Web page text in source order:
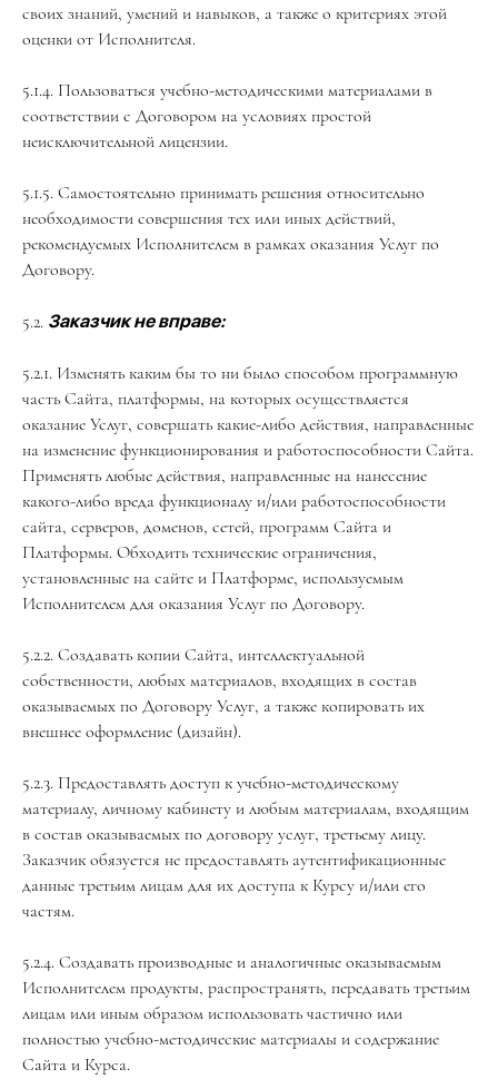
своих знаний, умений и навыков, а также о критериях этой
оценки от Исполнителя.
5.1.4. Пользоваться учебно-методическими материалами в
соответствии с Договором на условиях простой
неисключительной лицензии.
5.1.5. Самостоятельно принимать решения относительно
необходимости совершения тех или иных действий,
рекомендуемых Исполнителем в рамках оказания Услуг по
Договору.
5.2. Заказчик не вправе:
5.2.1. Изменять каким бы то ни было способом программную
часть Сайта, платформы, на которых осуществляется
оказание Услуг, совершать какие-либо действия, направленные
на изменение функционирования и работоспособности Сайта.
Применять любые действия, направленные на нанесение
какого-либо вреда функционалу и/или работоспособности
сайта, серверов, доменов, сетей, программ Сайта и
Платформы. Обходить технические ограничения,
установленные на сайте и Платформе, используемым
Исполнителем для оказания Услуг по Договору.
5.2.2. Создавать копии Сайта, интеллектуальной
собственности, любых материалов, входящих в состав
оказываемых по Договору Услуг, а также копировать их
внешнее оформление (дизайн).
5.2.3. Предоставлять доступ к учебно-методическому
материалу, личному кабинету и любым материалам, входящим
в состав оказываемых по договору услуг, третьему лицу.
Заказчик обязуется не предоставлять аутентификационные
данные третьим лицам для их доступа к Курсу и/или его
частям.
5.2.4. Создавать производные и аналогичные оказываемым
Исполнителем продукты, распространять, передавать третьим
лицам или иным образом использовать частично или
полностью учебно-методические материалы и содержание
Сайта и Курса.